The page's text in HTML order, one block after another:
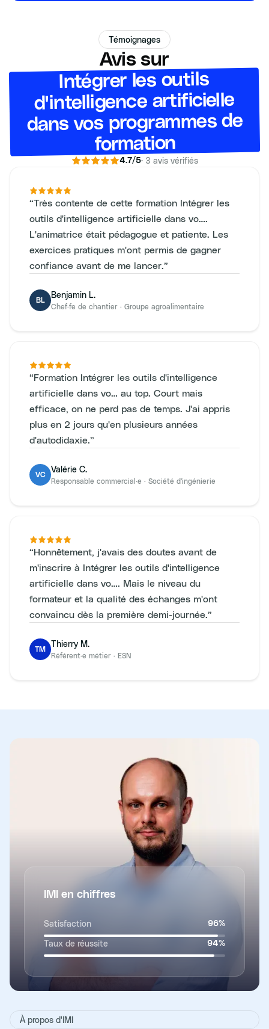
Témoignages
Avis sur
Intégrer les outils
d'intelligence artificielle
dans vos programmes de
formation
4.7/5· 3 avis vérifiés
“Très contente de cette formation Intégrer les
outils d'intelligence artificielle dans vo….
L'animatrice était pédagogue et patiente. Les
exercices pratiques m'ont permis de gagner
confiance avant de me lancer.”
BL
Benjamin L.
Chef·fe de chantier · Groupe agroalimentaire
“Formation Intégrer les outils d'intelligence
artificielle dans vo… au top. Court mais
efficace, on ne perd pas de temps. J'ai appris
plus en 2 jours qu'en plusieurs années
d'autodidaxie.”
VC
Valérie C.
Responsable commercial·e · Société d'ingénierie
“Honnêtement, j'avais des doutes avant de
m'inscrire à Intégrer les outils d'intelligence
artificielle dans vo…. Mais le niveau du
formateur et la qualité des échanges m'ont
convaincu dès la première demi-journée.”
TM
Thierry M.
Référent·e métier · ESN
IMI en chiffres
Satisfaction 96%
Taux de réussite 94%
À propos d'IMI